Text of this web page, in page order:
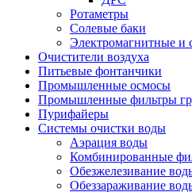
Ротаметры
Солевые баки
Электромагнитные и
Очистители воздуха
Питьевые фонтанчики
Промышленные осмосы
Промышленные фильтры
Пурифайеры
Системы очистки воды
Аэрация воды
Комбинированные
Обезжелезивание
Обеззараживание